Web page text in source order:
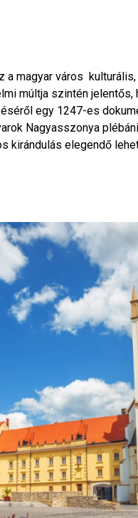
a magyar város
múltja szintén
egy 1247-es
Nagyasszonya
kirándulás elegendő